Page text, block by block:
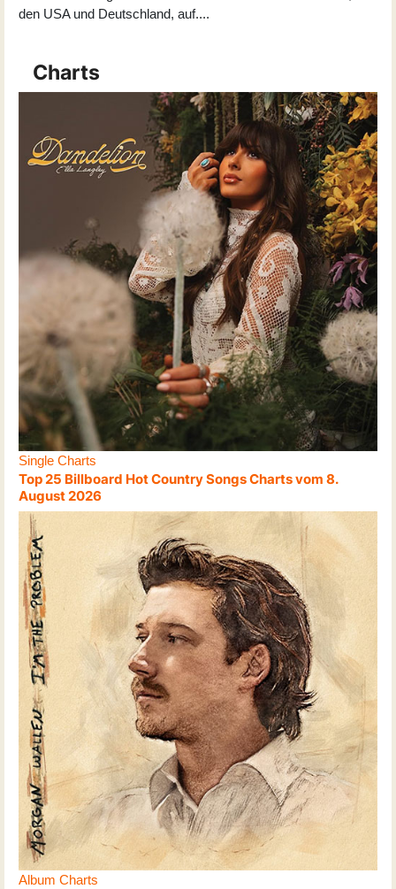
den USA und Deutschland, auf....
Charts
Single Charts
Top 25 Billboard Hot Country Songs Charts vom 8.
August 2026
Album Charts